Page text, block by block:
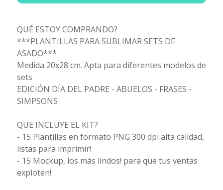
QUÉ ESTOY COMPRANDO?
***PLANTILLAS PARA SUBLIMAR SETS DE
ASADO***
Medida 20x28 cm. Apta para diferentes modelos de
sets
EDICIÓN DÍA DEL PADRE - ABUELOS - FRASES -
SIMPSONS
QUE INCLUYE EL KIT?
- 15 Plantillas en formato PNG 300 dpi alta calidad,
listas para imprimir!
- 15 Mockup, los más lindos! para que tus ventas
exploten!